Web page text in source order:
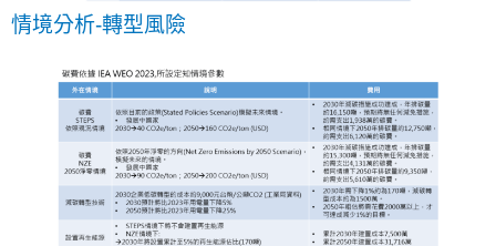
情境分析-轉型風險